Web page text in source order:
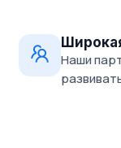
Наши